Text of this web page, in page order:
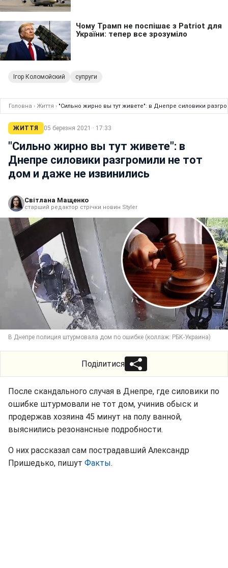
Ігор Коломойский супруги
Головна › Життя › "Сильно жирно вы тут живете": в Днепре силовики
ЖИТТЯ 05 березня 2021 · 17:33
"Сильно жирно вы тут живете": в
Днепре силовики разгромили не тот
дом и даже не извинились
Світлана Мащенко
старший редактор стрічки новин Styler
В Днепре полиция штурмовала дом по ошибке (коллаж: РБК-Украина)
Поділитися
После скандального случая в Днепре, где силовики по
ошибке штурмовали не тот дом, учинив обыск и
продержав хозяина 45 минут на полу ванной,
выяснились резонансные подробности.
О них рассказал сам пострадавший Александр
Пришедько, пишут Факты.